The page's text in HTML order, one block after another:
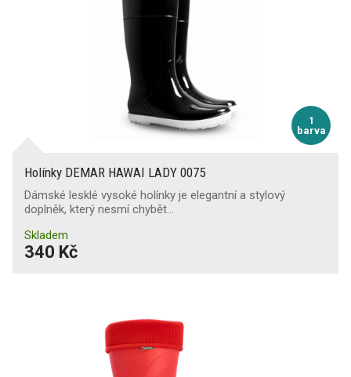
1
barva
Holínky DEMAR HAWAI LADY 0075
Dámské lesklé vysoké holínky je elegantní a stylový
doplněk, který nesmí chybět…
Skladem
340 Kč